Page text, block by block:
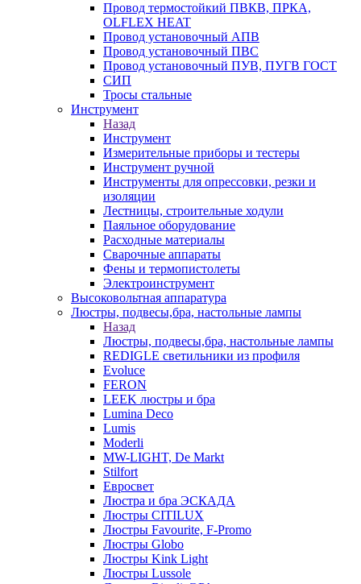
Провод термостойкий ПВКВ, ПРКА,
OLFLEX HEAT
Провод установочный АПВ
Провод установочный ПВС
Провод установочный ПУВ, ПУГВ ГОСТ
СИП
Тросы стальные
Инструмент
Назад
Инструмент
Измерительные приборы и тестеры
Инструмент ручной
Инструменты для опрессовки, резки и
изоляции
Лестницы, строительные ходули
Паяльное оборудование
Расходные материалы
Сварочные аппараты
Фены и термопистолеты
Электроинструмент
Высоковольтная аппаратура
Люстры, подвесы,бра, настольные лампы
Назад
Люстры, подвесы,бра, настольные лампы
REDIGLE светильники из профиля
Evoluce
FERON
LEEK люстры и бра
Lumina Deco
Lumis
Moderli
MW-LIGHT, De Markt
Stilfort
Евросвет
Люстра и бра ЭСКАДА
Люстры CITILUX
Люстры Favourite, F-Promo
Люстры Globo
Люстры Kink Light
Люстры Lussole